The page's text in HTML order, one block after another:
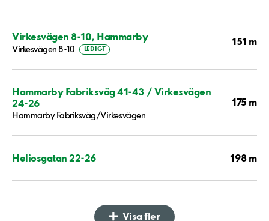
Virkesvägen 8-10, Hammarby
Virkesvägen 8-10 LEDIGT
151 m
Hammarby Fabriksväg 41-43 / Virkesvägen
24-26
Hammarby Fabriksväg/Virkesvägen
175 m
Heliosgatan 22-26 198 m
Visa fler